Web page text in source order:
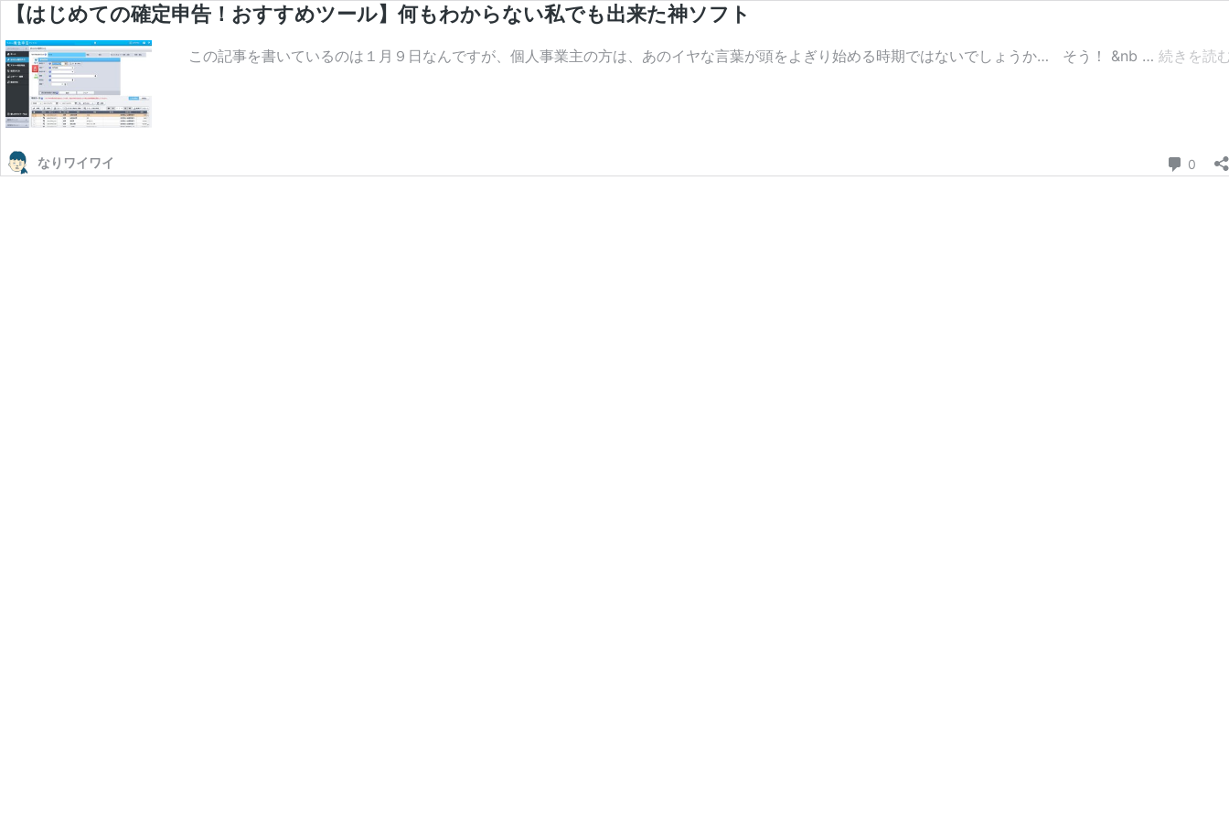
【はじめての確定申告！おすすめツール】何もわからない私でも出来た神ソフト
この記事を書いているのは１月９日なんですが、個人事業主の方は、あのイヤな言葉が頭をよぎり始める時期ではないでしょうか… そう！ &nb … 続きを読
なりワイワイ 0 コ